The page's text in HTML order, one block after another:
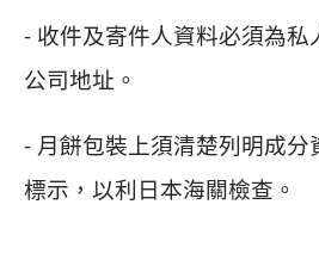
- 收件及寄件人資料必須為私
公司地址。
- 月餅包裝上須清楚列明成分
標示，以利日本海關檢查。